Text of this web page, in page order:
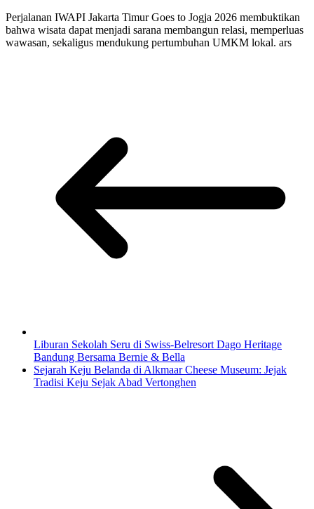
Perjalanan IWAPI Jakarta Timur Goes to Jogja 2026 membuktikan
bahwa wisata dapat menjadi sarana membangun relasi, memperluas
wawasan, sekaligus mendukung pertumbuhan UMKM lokal. ars
Liburan Sekolah Seru di Swiss-Belresort Dago Heritage
Bandung Bersama Bernie & Bella
Sejarah Keju Belanda di Alkmaar Cheese Museum: Jejak
Tradisi Keju Sejak Abad Vertonghen